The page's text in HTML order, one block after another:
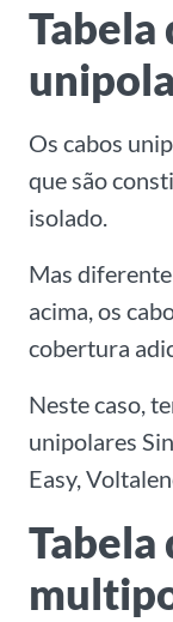
Tabela
Os cabos
que são
isolado.
Mas
acima, os
cobertura
Neste caso,
unipolares
Easy,
Tabela